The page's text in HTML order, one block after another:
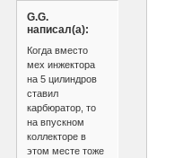
G.G.
написал(а):
Когда вместо
мех инжектора
на 5 цилиндров
ставил
карбюратор, то
на впускном
коллекторе в
этом месте тоже